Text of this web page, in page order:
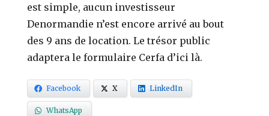
est simple, aucun investisseur
Denormandie n’est encore arrivé au bout
des 9 ans de location. Le trésor public
adaptera le formulaire Cerfa d’ici là.
Facebook X LinkedIn
WhatsApp